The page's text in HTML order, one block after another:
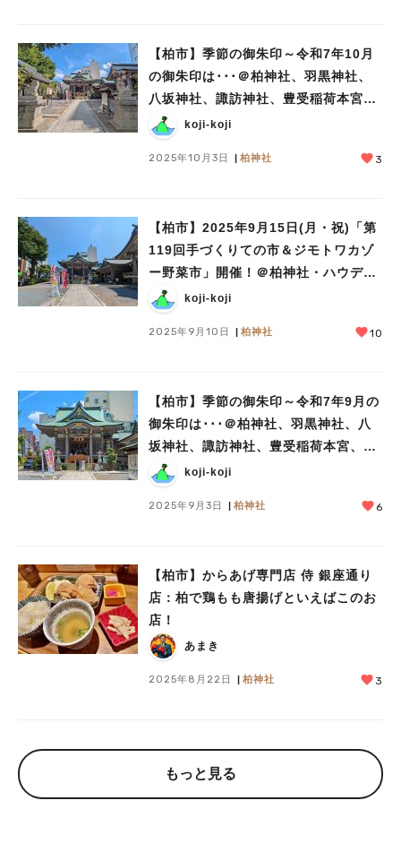
【柏市】季節の御朱印～令和7年10月
の御朱印は･･･＠柏神社、羽黒神社、
八坂神社、諏訪神社、豊受稲荷本宮、
大洞院koji-koji
2025年10月3日 柏神社 3
【柏市】2025年9月15日(月・祝)「第
119回手づくりての市＆ジモトワカゾ
ー野菜市」開催！＠柏神社・ハウディ
モールkoji-koji
2025年9月10日 柏神社 10
【柏市】季節の御朱印～令和7年9月の
御朱印は･･･＠柏神社、羽黒神社、八
坂神社、諏訪神社、豊受稲荷本宮、大
洞院
koji-koji
2025年9月3日 柏神社 6
【柏市】からあげ専門店 侍 銀座通り
店：柏で鶏もも唐揚げといえばこのお
店！
あまき
2025年8月22日 柏神社 3
もっと見る